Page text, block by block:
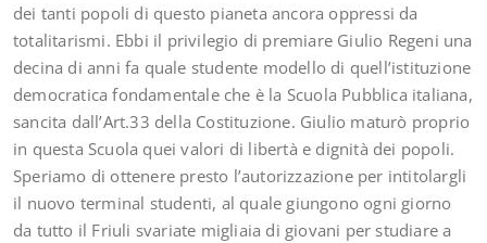
dei tanti popoli di questo pianeta ancora oppressi da
totalitarismi. Ebbi il privilegio di premiare Giulio Regeni una
decina di anni fa quale studente modello di quell’istituzione
democratica fondamentale che è la Scuola Pubblica italiana,
sancita dall’Art.33 della Costituzione. Giulio maturò proprio
in questa Scuola quei valori di libertà e dignità dei popoli.
Speriamo di ottenere presto l’autorizzazione per intitolargli
il nuovo terminal studenti, al quale giungono ogni giorno
da tutto il Friuli svariate migliaia di giovani per studiare a